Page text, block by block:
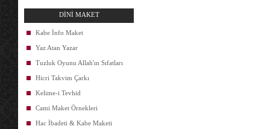
DİNİ MAKET
Kabe İnfo Maket
Yaz Atan Yazar
Tuzluk Oyunu Allah'ın Sıfatları
Hicri Takvim Çarkı
Kelime-i Tevhid
Cami Maket Örnekleri
Hac İbadeti & Kabe Maketi